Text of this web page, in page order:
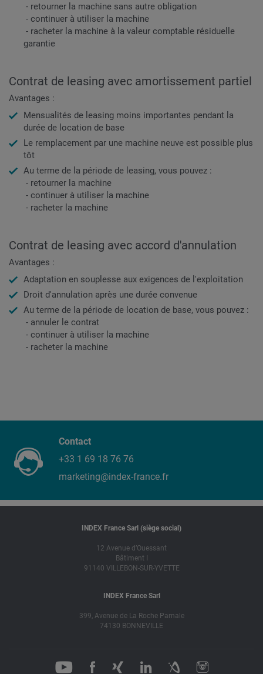
- retourner la machine sans autre obligation
- continuer à utiliser la machine
- racheter la machine à la valeur comptable résiduelle
garantie
Contrat de leasing avec amortissement partiel
Avantages :
Mensualités de leasing moins importantes pendant la
durée de location de base
Le remplacement par une machine neuve est possible plus
tôt
Au terme de la période de leasing, vous pouvez :
- retourner la machine
- continuer à utiliser la machine
- racheter la machine
Contrat de leasing avec accord d'annulation
Avantages :
Adaptation en souplesse aux exigences de l'exploitation
Droit d'annulation après une durée convenue
Au terme de la période de location de base, vous pouvez :
- annuler le contrat
- continuer à utiliser la machine
- racheter la machine
Contact
+33 1 69 18 76 76
marketing@index-france.fr
INDEX France Sarl (siège social)
12 Avenue d’Ouessant
Bâtiment I
91140 VILLEBON-SUR-YVETTE
INDEX France Sarl
399, Avenue de La Roche Parnale
74130 BONNEVILLE